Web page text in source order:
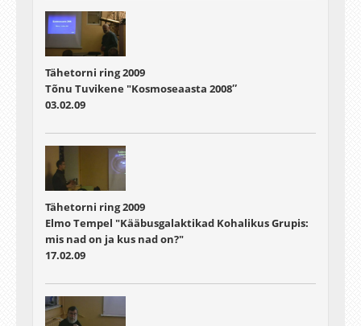
Tähetorni ring 2009
Tõnu Tuvikene "Kosmoseaasta 2008″
03.02.09
Tähetorni ring 2009
Elmo Tempel "Kääbusgalaktikad Kohalikus Grupis:
mis nad on ja kus nad on?"
17.02.09